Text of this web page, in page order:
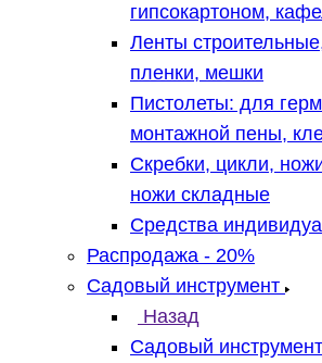
гипсокартоном,
Ленты
пленки, мешки
Пистолеты: для
монтажной пены,
Скребки, цикли,
ножи складные
Средства
Распродажа - 20%
Садовый инструмент
Назад
Садовый инструмент